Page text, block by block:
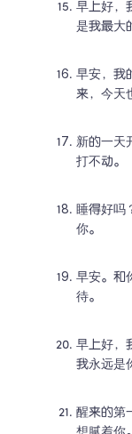
早上好，
是我最大
早安，我
来，今天
新的一天
打不动。
睡得好吗
你。
早安。和
待。
早上好，
我永远是
醒来的第